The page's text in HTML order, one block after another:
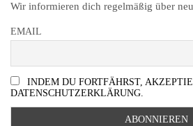
Wir informieren dich regelmäßig über
EMAIL
INDEM DU FORTFÄHRST,
DATENSCHUTZERKLÄRUNG.